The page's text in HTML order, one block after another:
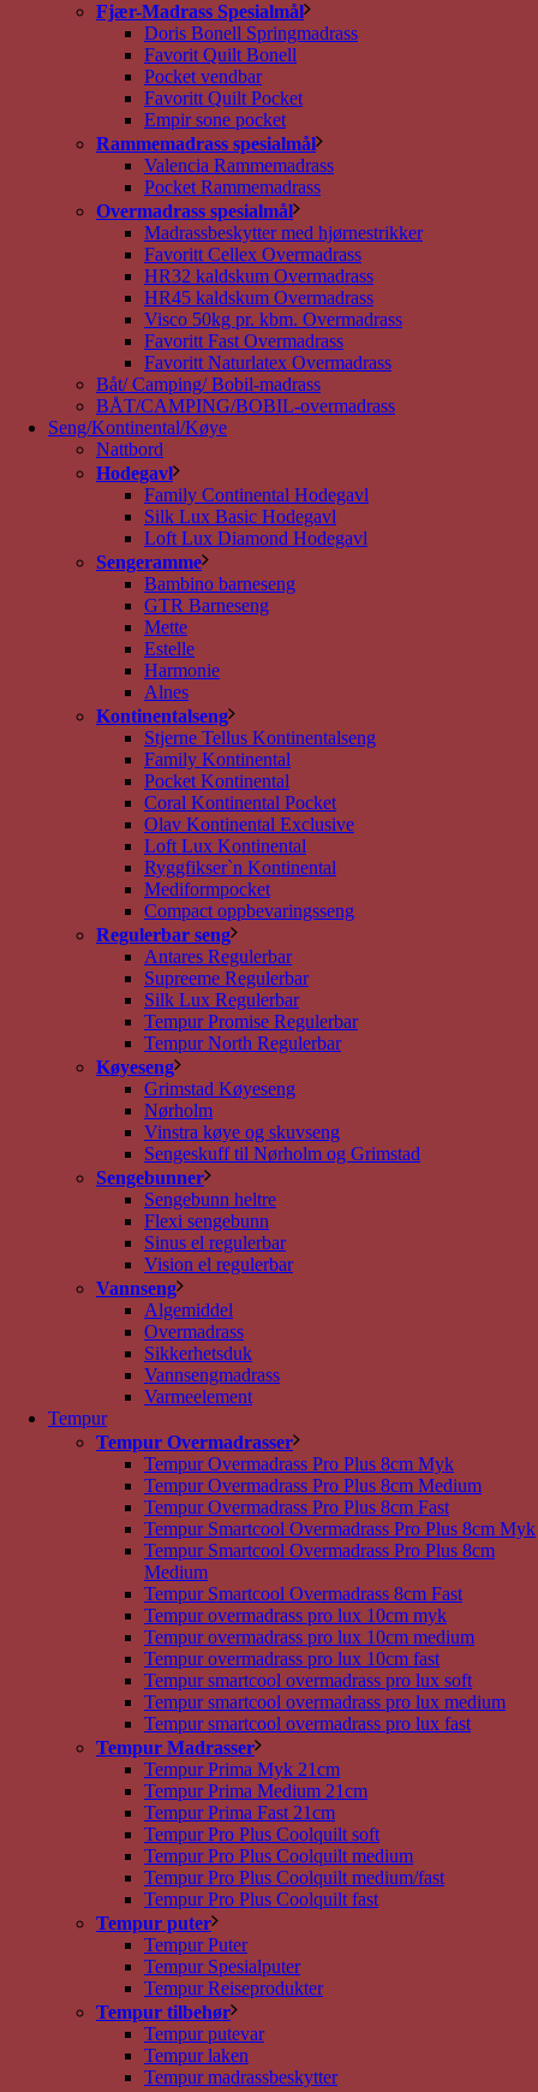
Fjær-Madrass Spesialmål
Doris Bonell Springmadrass
Favorit Quilt Bonell
Pocket vendbar
Favoritt Quilt Pocket
Empir sone pocket
Rammemadrass spesialmål
Valencia Rammemadrass
Pocket Rammemadrass
Overmadrass spesialmål
Madrassbeskytter med hjørnestrikker
Favoritt Cellex Overmadrass
HR32 kaldskum Overmadrass
HR45 kaldskum Overmadrass
Visco 50kg pr. kbm. Overmadrass
Favoritt Fast Overmadrass
Favoritt Naturlatex Overmadrass
Båt/ Camping/ Bobil-madrass
BÅT/CAMPING/BOBIL-overmadrass
Seng/Kontinental/Køye
Nattbord
Hodegavl
Family Continental Hodegavl
Silk Lux Basic Hodegavl
Loft Lux Diamond Hodegavl
Sengeramme
Bambino barneseng
GTR Barneseng
Mette
Estelle
Harmonie
Alnes
Kontinentalseng
Stjerne Tellus Kontinentalseng
Family Kontinental
Pocket Kontinental
Coral Kontinental Pocket
Olav Kontinental Exclusive
Loft Lux Kontinental
Ryggfikser`n Kontinental
Mediformpocket
Compact oppbevaringsseng
Regulerbar seng
Antares Regulerbar
Supreeme Regulerbar
Silk Lux Regulerbar
Tempur Promise Regulerbar
Tempur North Regulerbar
Køyeseng
Grimstad Køyeseng
Nørholm
Vinstra køye og skuvseng
Sengeskuff til Nørholm og Grimstad
Sengebunner
Sengebunn heltre
Flexi sengebunn
Sinus el regulerbar
Vision el regulerbar
Vannseng
Algemiddel
Overmadrass
Sikkerhetsduk
Vannsengmadrass
Varmeelement
Tempur
Tempur Overmadrasser
Tempur Overmadrass Pro Plus 8cm Myk
Tempur Overmadrass Pro Plus 8cm Medium
Tempur Overmadrass Pro Plus 8cm Fast
Tempur Smartcool Overmadrass Pro Plus 8cm Myk
Tempur Smartcool Overmadrass Pro Plus 8cm
Medium
Tempur Smartcool Overmadrass 8cm Fast
Tempur overmadrass pro lux 10cm myk
Tempur overmadrass pro lux 10cm medium
Tempur overmadrass pro lux 10cm fast
Tempur smartcool overmadrass pro lux soft
Tempur smartcool overmadrass pro lux medium
Tempur smartcool overmadrass pro lux fast
Tempur Madrasser
Tempur Prima Myk 21cm
Tempur Prima Medium 21cm
Tempur Prima Fast 21cm
Tempur Pro Plus Coolquilt soft
Tempur Pro Plus Coolquilt medium
Tempur Pro Plus Coolquilt medium/fast
Tempur Pro Plus Coolquilt fast
Tempur puter
Tempur Puter
Tempur Spesialputer
Tempur Reiseprodukter
Tempur tilbehør
Tempur putevar
Tempur laken
Tempur madrassbeskytter